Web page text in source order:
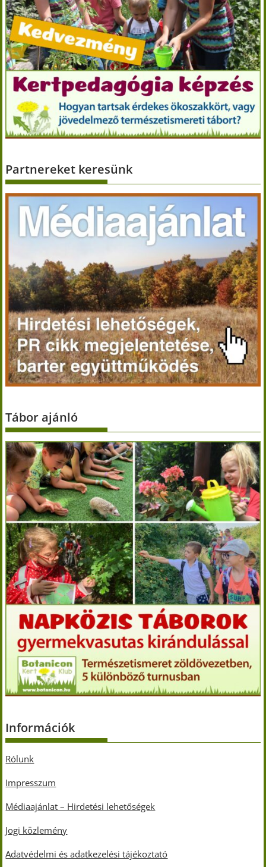
Partnereket keresünk
Tábor ajánló
Információk
Rólunk
Impresszum
Médiaajánlat – Hirdetési lehetőségek
Jogi közlemény
Adatvédelmi és adatkezelési tájékoztató